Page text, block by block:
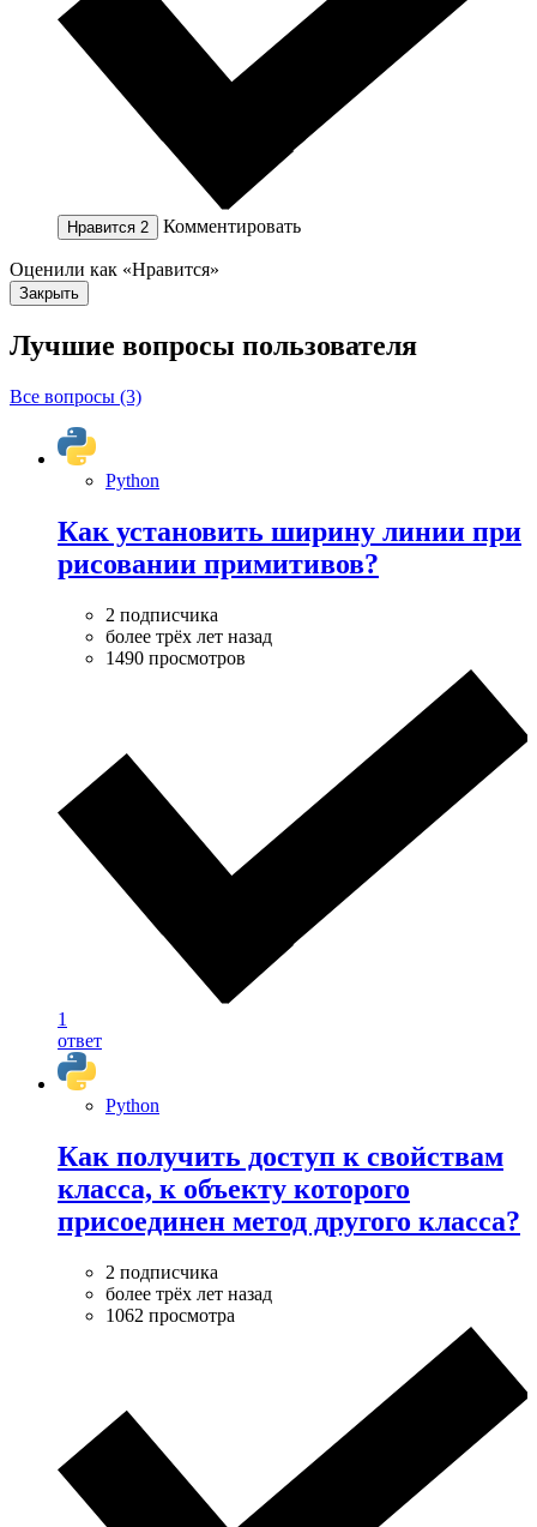
Нравится 2 Комментировать
Оценили как «Нравится»
Закрыть
Лучшие вопросы пользователя
Все вопросы (3)
Python
Как установить ширину линии при
рисовании примитивов?
2 подписчика
более трёх лет назад
1490 просмотров
1
ответ
Python
Как получить доступ к свойствам
класса, к объекту которого
присоединен метод другого класса?
2 подписчика
более трёх лет назад
1062 просмотра